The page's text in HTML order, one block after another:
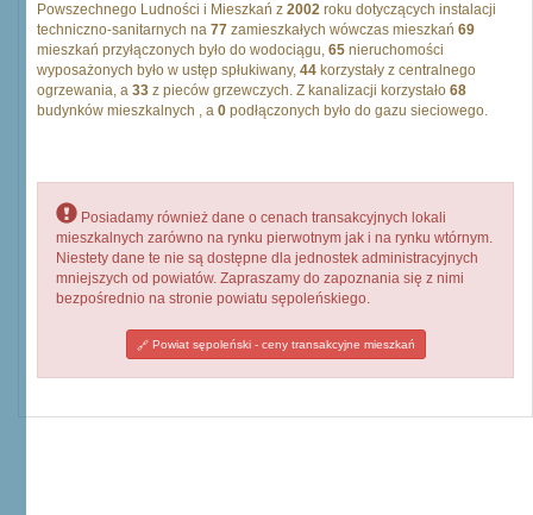
Powszechnego Ludności i Mieszkań z 2002 roku dotyczących instalacji
techniczno-sanitarnych na 77 zamieszkałych wówczas mieszkań 69
mieszkań przyłączonych było do wodociągu, 65 nieruchomości
wyposażonych było w ustęp spłukiwany, 44 korzystały z centralnego
ogrzewania, a 33 z pieców grzewczych. Z kanalizacji korzystało 68
budynków mieszkalnych , a 0 podłączonych było do gazu sieciowego.
Posiadamy również dane o cenach transakcyjnych lokali
mieszkalnych zarówno na rynku pierwotnym jak i na rynku wtórnym.
Niestety dane te nie są dostępne dla jednostek administracyjnych
mniejszych od powiatów. Zapraszamy do zapoznania się z nimi
bezpośrednio na stronie powiatu sępoleńskiego.
Powiat sępoleński - ceny transakcyjne mieszkań